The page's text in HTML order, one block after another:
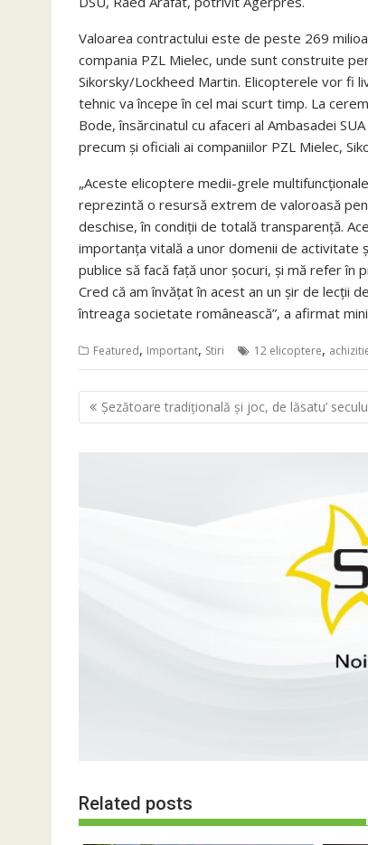
Valoarea contractului este de peste 269
compania PZL Mielec, unde sunt construite
Sikorsky/Lockheed Martin. Elicopterele vor fi
tehnic va începe în cel mai scurt timp. La
Bode, însărcinatul cu afaceri al Ambasadei
precum şi oficiali ai companiilor PZL Mielec,
„Aceste elicoptere medii-grele
reprezintă o resursă extrem de valoroasă
deschise, în condiţii de totală transparenţă.
importanţa vitală a unor domenii de activitate
publice să facă faţă unor şocuri, şi mă refer în
Cred că am învăţat în acest an un şir de lecţii
întreaga societate românească”, a afirmat
Featured, Important, Stiri 12 elicoptere,
Navigare
în
Șezătoare tradițională și joc, de lăsatu’
Related posts